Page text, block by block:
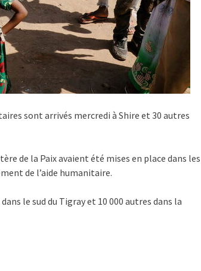
sont arrivés mercredi à Shire et 30 autres
de la Paix avaient été mises en place dans les
de l’aide humanitaire.
le sud du Tigray et 10 000 autres dans la